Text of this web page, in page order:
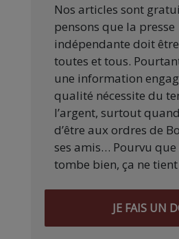
Nos articles sont
pensons que la presse
indépendante doit
toutes et tous.
une information
qualité nécessite du
l’argent, surtout
d’être aux ordres de
ses amis… Pourvu que
tombe bien, ça ne tient
JE FAIS UN